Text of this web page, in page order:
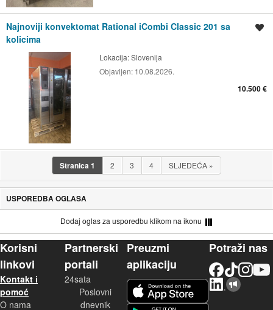
Najnoviji konvektomat Rational iCombi Classic 201 sa
kolicima
Lokacija:Slovenija
Objavljen: 10.08.2026.
10.500 €
Stranica1 2 3 4 SLJEDEĆA »
USPOREDBA OGLASA
Dodaj oglas za usporedbu klikom na ikonu
Korisni
linkovi
Kontakt i
pomoć
O nama
Partnerski
portali
24sata
Poslovni
dnevnik
Preuzmi
aplikaciju
Potraži nas